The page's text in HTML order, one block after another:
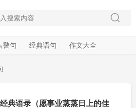
警句 经典语句 作文大全
典语录（愿事业蒸蒸日上的佳